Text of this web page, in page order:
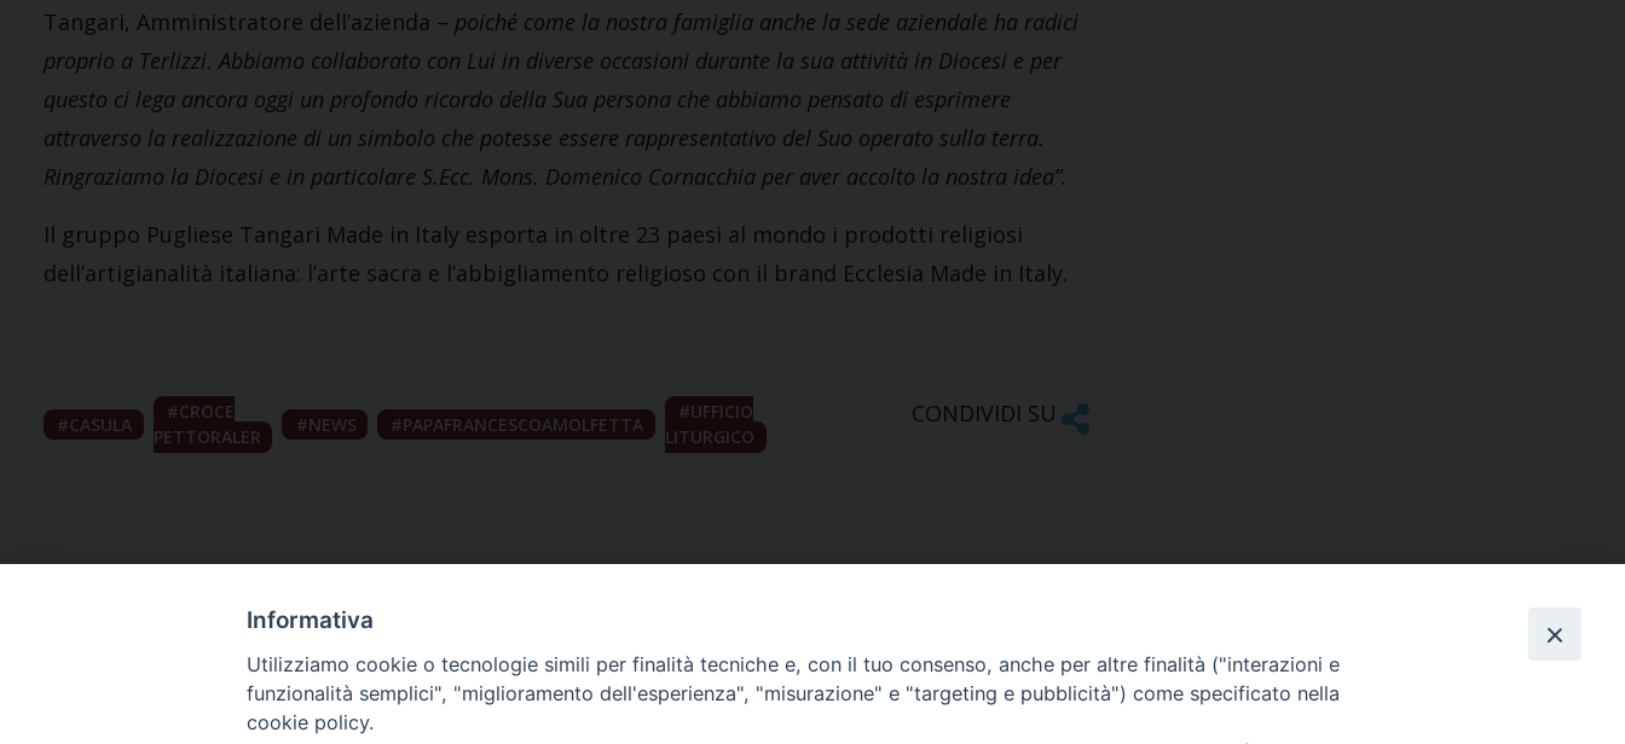
Tangari, Amministratore dell’azienda – poiché come la nostra famiglia anche la sede aziendale ha radici
proprio a Terlizzi. Abbiamo collaborato con Lui in diverse occasioni durante la sua attività in Diocesi e per
questo ci lega ancora oggi un profondo ricordo della Sua persona che abbiamo pensato di esprimere
attraverso la realizzazione di un simbolo che potesse essere rappresentativo del Suo operato sulla terra.
Ringraziamo la Diocesi e in particolare S.Ecc. Mons. Domenico Cornacchia per aver accolto la nostra idea”.
Il gruppo Pugliese Tangari Made in Italy esporta in oltre 23 paesi al mondo i prodotti religiosi
dell’artigianalità italiana: l’arte sacra e l’abbigliamento religioso con il brand Ecclesia Made in Italy.
CASULA
CROCE
PETTORALER
NEWS PAPAFRANCESCOAMOLFETTA
UFFICIO
LITURGICO
CONDIVIDI SU
Informativa
Utilizziamo cookie o tecnologie simili per finalità tecniche e, con il tuo consenso, anche per altre finalità ("interazioni e
funzionalità semplici", "miglioramento dell'esperienza", "misurazione" e "targeting e pubblicità") come specificato nella
cookie policy.